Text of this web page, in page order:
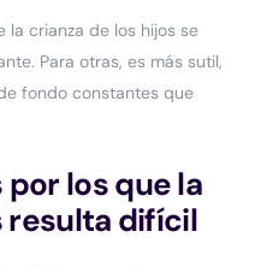
la crianza de los hijos se
Para otras, es más sutil,
fondo constantes que
los que la
resulta difícil